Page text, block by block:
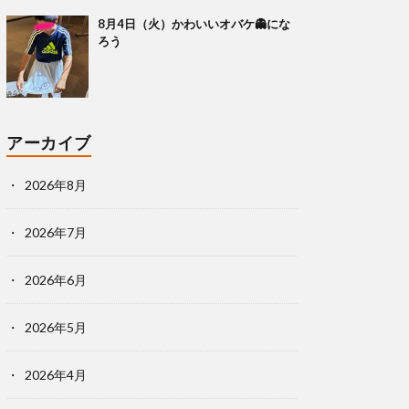
8月4日（火）かわいいオバケ👻にな
ろう
アーカイブ
2026年8月
2026年7月
2026年6月
2026年5月
2026年4月